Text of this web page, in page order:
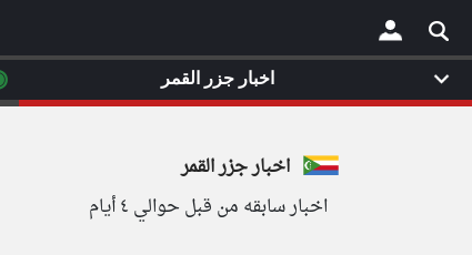
×
اخبار جزر القمر
اخبار سابقه من قبل حوالي ٤ أيام
اخبار جزر القمر